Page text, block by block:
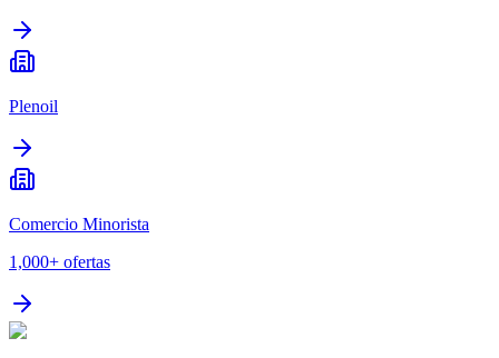
Plenoil
Comercio Minorista
1,000+ ofertas